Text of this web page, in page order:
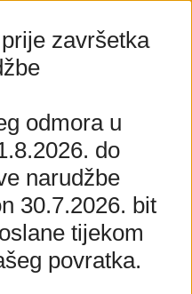
završetka
odmora u
do
narudžbe
30.7.2026. bit
tijekom
povratka.